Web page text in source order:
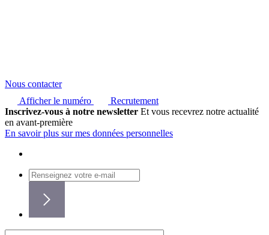
Nous contacter
Afficher le numéro
Recrutement
Inscrivez-vous à notre newsletter Et vous recevrez notre actualité
en avant-première
En savoir plus sur mes données personnelles